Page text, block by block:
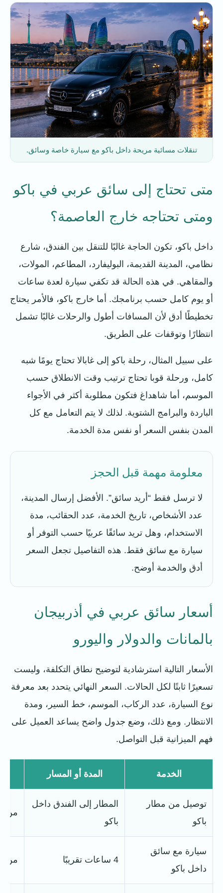
تنقلات مسائية مريحة داخل باكو مع سيارة خاصة وسائق.
متى تحتاج إلى سائق عربي في باكو
ومتى تحتاجه خارج العاصمة؟
داخل باكو، تكون الحاجة غالبًا للتنقل بين الفندق، شارع
نظامي، المدينة القديمة، البوليفارد، المطاعم، المولات،
والمقاهي. في هذه الحالة قد تكفي سيارة لعدة ساعات
أو يوم كامل حسب برنامجك. أما خارج باكو، فالأمر يحتاج
تخطيطًا أدق لأن المسافات أطول والرحلات غالبًا تشمل
انتظارًا وتوقفات على الطريق.
على سبيل المثال، رحلة باكو إلى غابالا تحتاج يومًا شبه
كامل، ورحلة قوبا تحتاج ترتيب وقت الانطلاق حسب
الموسم، أما شاهداغ فتكون مطلوبة أكثر في الأجواء
الباردة والبرامج الشتوية. لذلك لا يتم التعامل مع كل
المدن بنفس السعر أو نفس مدة الخدمة.
معلومة مهمة قبل الحجز
لا ترسل فقط “أريد سائق”. الأفضل إرسال المدينة،
عدد الأشخاص، تاريخ الخدمة، عدد الحقائب، مدة
الاستخدام، وهل تريد سائقًا عربيًا حسب التوفر أو
سيارة مع سائق فقط. هذه التفاصيل تجعل السعر
أدق والخدمة أوضح.
أسعار سائق عربي في أذربيجان
بالمانات والدولار واليورو
الأسعار التالية استرشادية لتوضيح نطاق التكلفة، وليست
تسعيرًا ثابتًا لكل الحالات. السعر النهائي يتحدد بعد معرفة
نوع السيارة، عدد الركاب، الموسم، خط السير، ومدة
الانتظار. ومع ذلك، وضع جدول واضح يساعد العميل على
فهم الميزانية قبل التواصل.
الخدمة المدة أو المسار
توصيل من مطار
باكو
المطار إلى الفندق داخل
باكو
من 45 AZN
سيارة مع سائق
داخل باكو
4 ساعات تقريبًا من 85 AZN